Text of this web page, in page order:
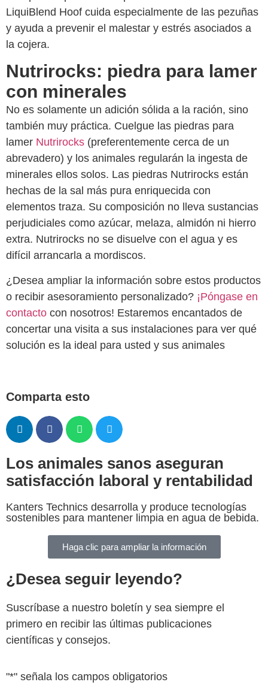
LiquiBlend Hoof cuida especialmente de las pezuñas
y ayuda a prevenir el malestar y estrés asociados a
la cojera.
Nutrirocks: piedra para lamer
con minerales
No es solamente un adición sólida a la ración, sino
también muy práctica. Cuelgue las piedras para
lamer Nutrirocks (preferentemente cerca de un
abrevadero) y los animales regularán la ingesta de
minerales ellos solos. Las piedras Nutrirocks están
hechas de la sal más pura enriquecida con
elementos traza. Su composición no lleva sustancias
perjudiciales como azúcar, melaza, almidón ni hierro
extra. Nutrirocks no se disuelve con el agua y es
difícil arrancarla a mordiscos.
¿Desea ampliar la información sobre estos productos
o recibir asesoramiento personalizado? ¡Póngase en
contacto con nosotros! Estaremos encantados de
concertar una visita a sus instalaciones para ver qué
solución es la ideal para usted y sus animales
Comparta esto
Los animales sanos aseguran
satisfacción laboral y rentabilidad
Kanters Technics desarrolla y produce tecnologías
sostenibles para mantener limpia en agua de bebida.
Haga clic para ampliar la información
¿Desea seguir leyendo?
Suscríbase a nuestro boletín y sea siempre el
primero en recibir las últimas publicaciones
científicas y consejos.
"*" señala los campos obligatorios